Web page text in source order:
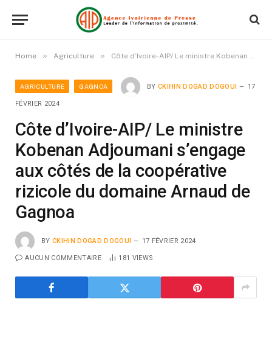
Home » Agriculture » Côte d’Ivoire-AIP/ Le ministre Kobenan Adjoumani s’engage aux côtés de la coopérative rizicole du domaine Arnaud de Gagnoa
AGRICULTURE GAGNOA BY CKIHIN DOGAD DOGOUI 17
FÉVRIER 2024
Côte d’Ivoire-AIP/ Le ministre
Kobenan Adjoumani s’engage
aux côtés de la coopérative
rizicole du domaine Arnaud de
Gagnoa
BY CKIHIN DOGAD DOGOUI 17 FÉVRIER 2024
AUCUN COMMENTAIRE 181 VIEWS